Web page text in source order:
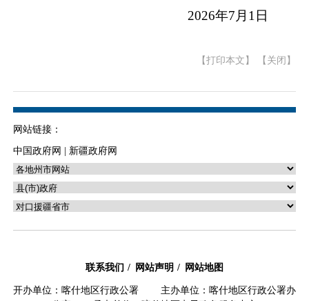
2026年7 月 1 日
【打印本文】 【关闭】
网站链接：
中国政府网 新疆政府网
联系我们 网站声明 网站地图
开办单位：喀什地区行政公署 主办单位：喀什地区行政公署办